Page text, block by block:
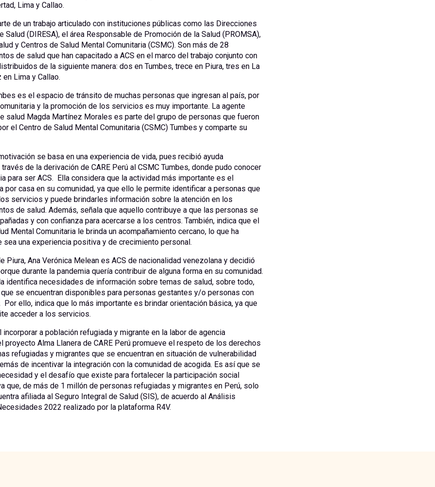
Lima y Callao.
de un trabajo articulado con instituciones públicas como las Direcciones
Salud (DIRESA), el área Responsable de Promoción de la Salud (PROMSA),
y Centros de Salud Mental Comunitaria (CSMC). Son más de 28
de salud que han capacitado a ACS en el marco del trabajo conjunto con
de la siguiente manera: dos en Tumbes, trece en Piura, tres en La
en Lima y Callao.
es el espacio de tránsito de muchas personas que ingresan al país, por
y la promoción de los servicios es muy importante. La agente
salud Magda Martínez Morales es parte del grupo de personas que fueron
el Centro de Salud Mental Comunitaria (CSMC) Tumbes y comparte su
se basa en una experiencia de vida, pues recibió ayuda
de la derivación de CARE Perú al CSMC Tumbes, donde pudo conocer
para ser ACS. Ella considera que la actividad más importante es el
por casa en su comunidad, ya que ello le permite identificar a personas que
servicios y puede brindarles información sobre la atención en los
de salud. Además, señala que aquello contribuye a que las personas se
y con confianza para acercarse a los centros. También, indica que el
Mental Comunitaria le brinda un acompañamiento cercano, lo que ha
sea una experiencia positiva y de crecimiento personal.
Piura, Ana Verónica Melean es ACS de nacionalidad venezolana y decidió
durante la pandemia quería contribuir de alguna forma en su comunidad.
identifica necesidades de información sobre temas de salud, sobre todo,
se encuentran disponibles para personas gestantes y/o personas con
Por ello, indica que lo más importante es brindar orientación básica, ya que
acceder a los servicios.
incorporar a población refugiada y migrante en la labor de agencia
proyecto Alma Llanera de CARE Perú promueve el respeto de los derechos
refugiadas y migrantes que se encuentran en situación de vulnerabilidad
de incentivar la integración con la comunidad de acogida. Es así que se
y el desafío que existe para fortalecer la participación social
que, de más de 1 millón de personas refugiadas y migrantes en Perú, solo
afiliada al Seguro Integral de Salud (SIS), de acuerdo al Análisis
2022 realizado por la plataforma R4V.